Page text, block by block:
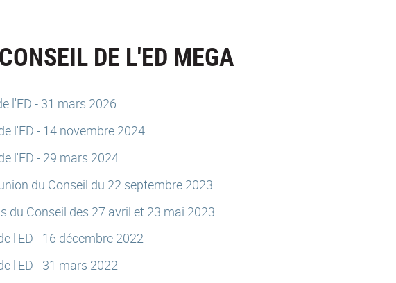
DE L'ED MEGA
l'ED - 31 mars 2026
l'ED - 14 novembre 2024
l'ED - 29 mars 2024
du Conseil du 22 septembre 2023
du Conseil des 27 avril et 23 mai 2023
l'ED - 16 décembre 2022
l'ED - 31 mars 2022